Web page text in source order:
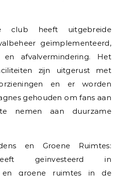
club heeft uitgebreide
geïmplementeerd,
afvalvermindering. Het
zijn uitgerust met
en er worden
gehouden om fans aan
nemen aan duurzame
en Groene Ruimtes:
geïnvesteerd in
en groene ruimtes in de